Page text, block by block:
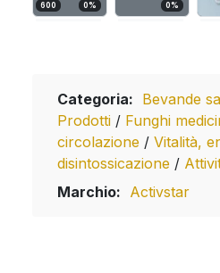
600 0% 0%
Categoria: Bevande
Prodotti / Funghi
circolazione / Vitalità,
disintossicazione /
Marchio: Activstar